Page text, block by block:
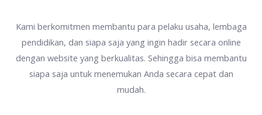
Kami berkomitmen membantu para pelaku usaha, lembaga
pendidikan, dan siapa saja yang ingin hadir secara online
dengan website yang berkualitas. Sehingga bisa membantu
siapa saja untuk menemukan Anda secara cepat dan
mudah.